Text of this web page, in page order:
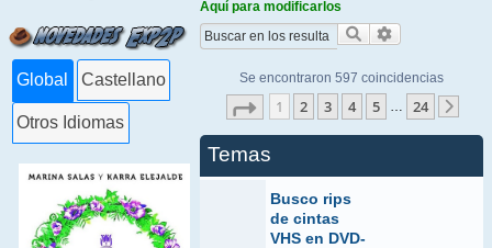
Global Castellano
Otros Idiomas
Aquí para modificarlos
Buscar
Se encontraron 597 coincidencias
Página de 24
1 2 3 4 5 … 24
Temas
Busco rips
de cintas
VHS en DVD-